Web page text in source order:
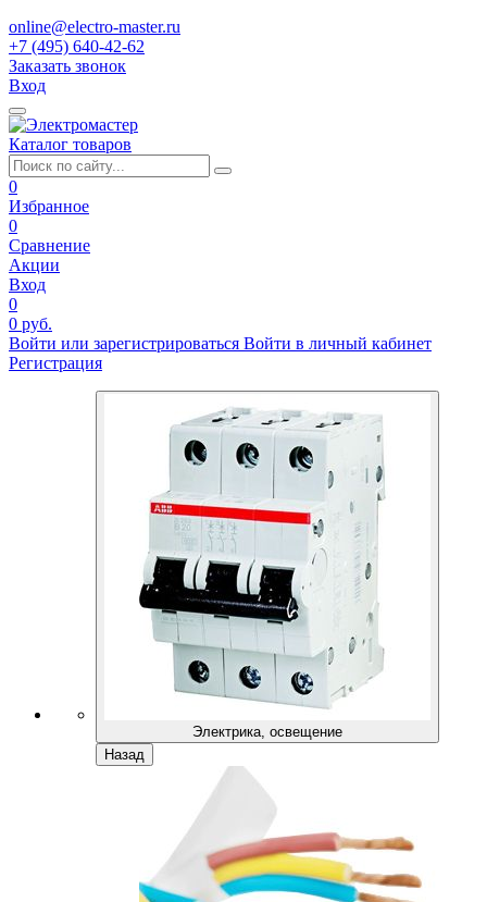
online@electro-master.ru
+7 (495) 640-42-62
Заказать звонок
Вход
Каталог товаров
0
Избранное
0
Сравнение
Акции
Вход
0
0 руб.
Войти или зарегистрироваться Войти в личный кабинет
Регистрация
Электрика, освещение
Назад